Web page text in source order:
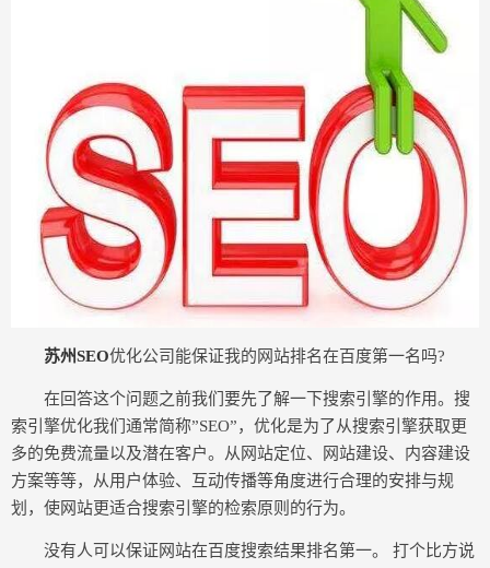
苏州SEO优化公司能保证我的网站排名在百度第一名吗?
在回答这个问题之前我们要先了解一下搜索引擎的作用。搜
索引擎优化我们通常简称”SEO”，优化是为了从搜索引擎获取更
多的免费流量以及潜在客户。从网站定位、网站建设、内容建设
方案等等，从用户体验、互动传播等角度进行合理的安排与规
划，使网站更适合搜索引擎的检索原则的行为。
没有人可以保证网站在百度搜索结果排名第一。 打个比方说